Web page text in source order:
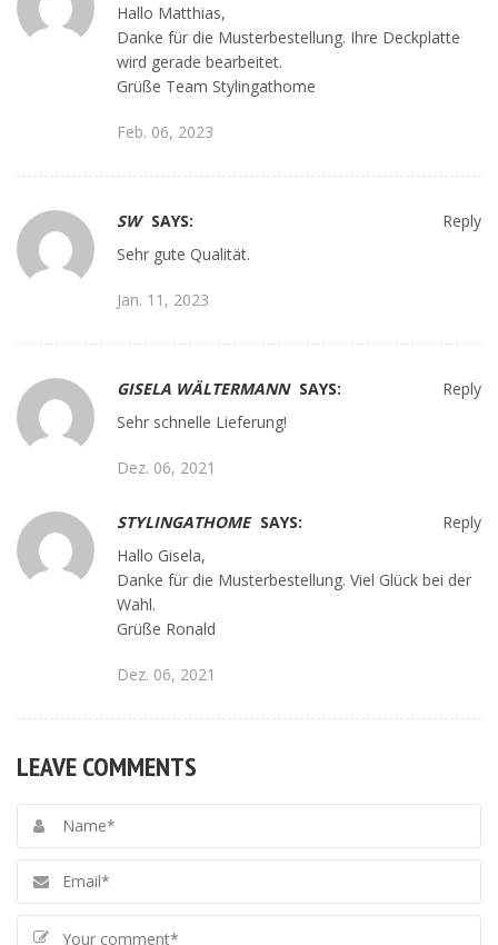
Hallo Matthias,
Danke für die Musterbestellung. Ihre Deckplatte
wird gerade bearbeitet.
Grüße Team Stylingathome
Feb. 06, 2023
SW SAYS:
Sehr gute Qualität.
Jan. 11, 2023
Reply
GISELA WÄLTERMANN SAYS:
Sehr schnelle Lieferung!
Dez. 06, 2021
Reply
STYLINGATHOME SAYS:
Hallo Gisela,
Danke für die Musterbestellung. Viel Glück bei der
Wahl.
Grüße Ronald
Dez. 06, 2021
Reply
LEAVE COMMENTS